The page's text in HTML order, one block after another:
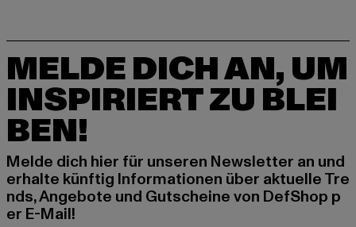
MELDE DICH AN, UM
INSPIRIERT ZU BLEI
BEN!
Melde dich hier für unseren Newsletter an und
erhalte künftig Informationen über aktuelle Tre
nds, Angebote und Gutscheine von DefShop p
er E-Mail!